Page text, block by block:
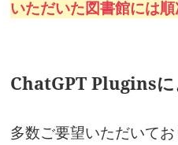
いただいた図書館には
ChatGPT Plugins
多数ご要望いただいてお